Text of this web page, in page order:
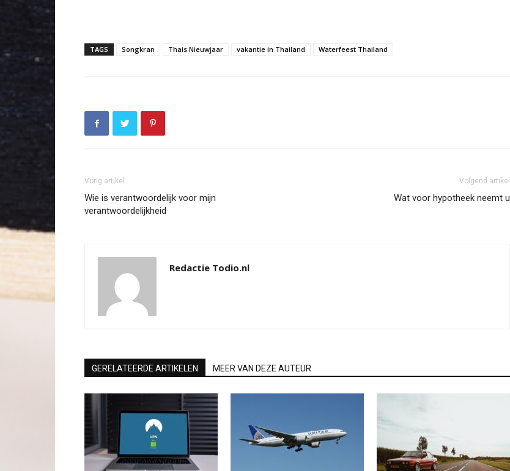
TAGS Songkran Thais Nieuwjaar vakantie in Thailand Waterfeest Thailand
Vorig artikel
Wie is verantwoordelijk voor mijn
verantwoordelijkheid
Volgend artikel
Wat voor hypotheek neemt u
Redactie Todio.nl
GERELATEERDE ARTIKELEN MEER VAN DEZE AUTEUR